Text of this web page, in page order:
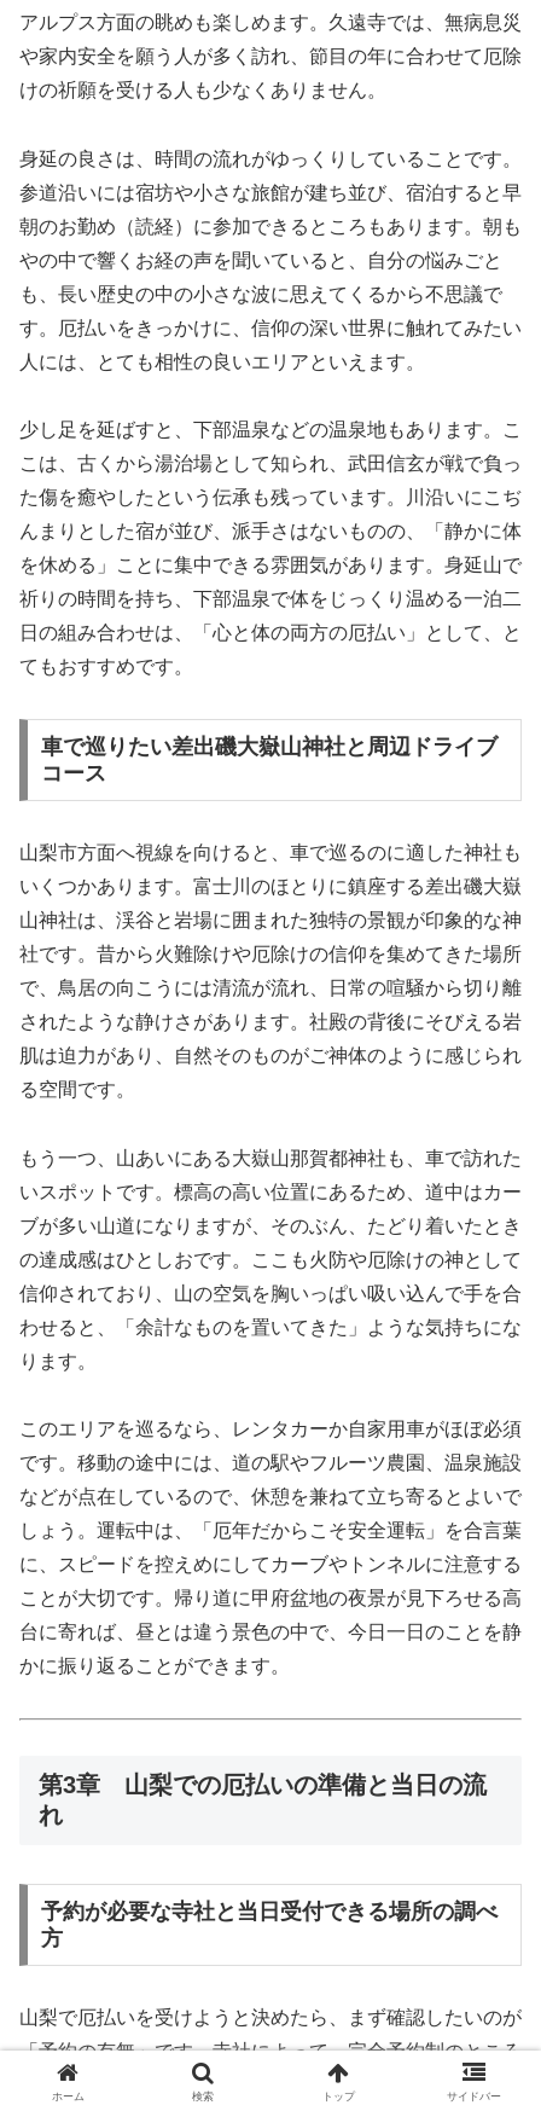
アルプス方面の眺めも楽しめます。久遠寺では、無病息災
や家内安全を願う人が多く訪れ、節目の年に合わせて厄除
けの祈願を受ける人も少なくありません。
身延の良さは、時間の流れがゆっくりしていることです。
参道沿いには宿坊や小さな旅館が建ち並び、宿泊すると早
朝のお勤め（読経）に参加できるところもあります。朝も
やの中で響くお経の声を聞いていると、自分の悩みごと
も、長い歴史の中の小さな波に思えてくるから不思議で
す。厄払いをきっかけに、信仰の深い世界に触れてみたい
人には、とても相性の良いエリアといえます。
少し足を延ばすと、下部温泉などの温泉地もあります。こ
こは、古くから湯治場として知られ、武田信玄が戦で負っ
た傷を癒やしたという伝承も残っています。川沿いにこぢ
んまりとした宿が並び、派手さはないものの、「静かに体
を休める」ことに集中できる雰囲気があります。身延山で
祈りの時間を持ち、下部温泉で体をじっくり温める一泊二
日の組み合わせは、「心と体の両方の厄払い」として、と
てもおすすめです。
車で巡りたい差出磯大嶽山神社と周辺ドライブ
コース
山梨市方面へ視線を向けると、車で巡るのに適した神社も
いくつかあります。富士川のほとりに鎮座する差出磯大嶽
山神社は、渓谷と岩場に囲まれた独特の景観が印象的な神
社です。昔から火難除けや厄除けの信仰を集めてきた場所
で、鳥居の向こうには清流が流れ、日常の喧騒から切り離
されたような静けさがあります。社殿の背後にそびえる岩
肌は迫力があり、自然そのものがご神体のように感じられ
る空間です。
もう一つ、山あいにある大嶽山那賀都神社も、車で訪れた
いスポットです。標高の高い位置にあるため、道中はカー
ブが多い山道になりますが、そのぶん、たどり着いたとき
の達成感はひとしおです。ここも火防や厄除けの神として
信仰されており、山の空気を胸いっぱい吸い込んで手を合
わせると、「余計なものを置いてきた」ような気持ちにな
ります。
このエリアを巡るなら、レンタカーか自家用車がほぼ必須
です。移動の途中には、道の駅やフルーツ農園、温泉施設
などが点在しているので、休憩を兼ねて立ち寄るとよいで
しょう。運転中は、「厄年だからこそ安全運転」を合言葉
に、スピードを控えめにしてカーブやトンネルに注意する
ことが大切です。帰り道に甲府盆地の夜景が見下ろせる高
台に寄れば、昼とは違う景色の中で、今日一日のことを静
かに振り返ることができます。
第3章 山梨での厄払いの準備と当日の流
れ
予約が必要な寺社と当日受付できる場所の調べ
方
山梨で厄払いを受けようと決めたら、まず確認したいのが
「予約の有無」です。寺社によって、完全予約制のところ
もあれば、原則当日受付のところもあり、祭典の日だけ特
ホーム 検索 トップ サイドバー